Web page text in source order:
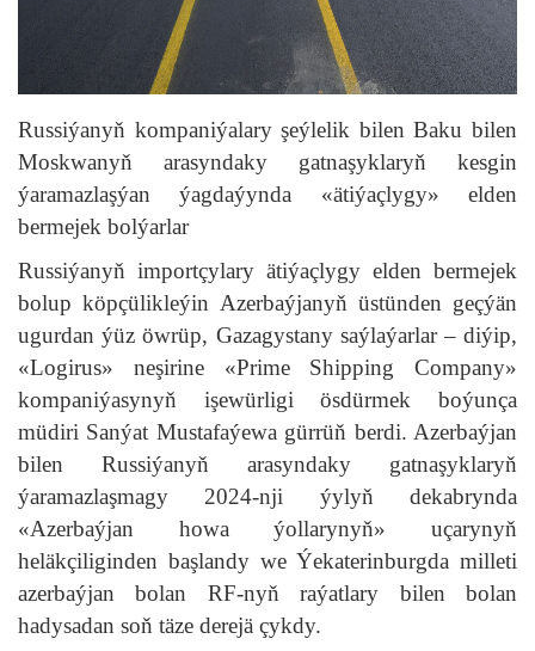
Russiýanyň kompaniýalary şeýlelik bilen Baku bilen
Moskwanyň arasyndaky gatnaşyklaryň kesgin
ýaramazlaşýan ýagdaýynda «ätiýaçlygy» elden
bermejek bolýarlar
Russiýanyň importçylary ätiýaçlygy elden bermejek
bolup köpçülikleýin Azerbaýjanyň üstünden geçýän
ugurdan ýüz öwrüp, Gazagystany saýlaýarlar – diýip,
«Logirus» neşirine «Prime Shipping Company»
kompaniýasynyň işewürligi ösdürmek boýunça
müdiri Sanýat Mustafaýewa gürrüň berdi. Azerbaýjan
bilen Russiýanyň arasyndaky gatnaşyklaryň
ýaramazlaşmagy 2024-nji ýylyň dekabrynda
«Azerbaýjan howa ýollarynyň» uçarynyň
heläkçiliginden başlandy we Ýekaterinburgda milleti
azerbaýjan bolan RF-nyň raýatlary bilen bolan
hadysadan soň täze derejä çykdy.